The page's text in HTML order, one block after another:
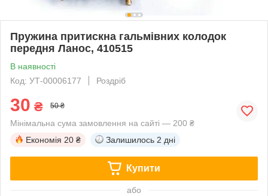
Пружина притискна гальмівних колодок
передня Ланос, 410515
В наявності
Код: УТ-00006177
Роздріб
30 ₴ 50 ₴
Мінімальна сума замовлення на сайті — 200 ₴
Економія 20 ₴ Залишилось 2 дні
Купити
або